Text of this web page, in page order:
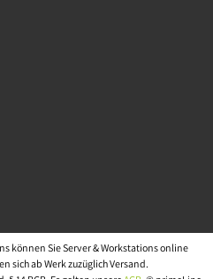
können Sie Server & Workstations online
sich ab Werk zuzüglich Versand.